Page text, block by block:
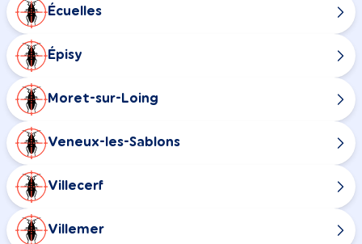
Écuelles
Épisy
Moret-sur-Loing
Veneux-les-Sablons
Villecerf
Villemer